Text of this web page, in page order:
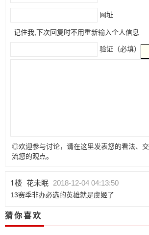
网址
记住我,下次回复时不用重新输入个人信息
验证（必填）
◎欢迎参与讨论，请在这里发表您的看法、交
流您的观点。
1楼 花未眠 2018-12-04 04:13:50
13赛季非办必选的英雄就是虞姬了
猜你喜欢